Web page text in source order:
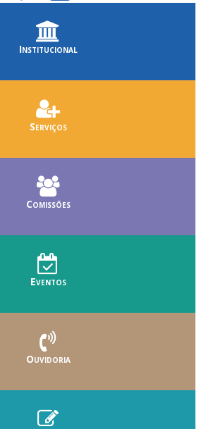
Institucional
Serviços
Comissões
Eventos
Ouvidoria